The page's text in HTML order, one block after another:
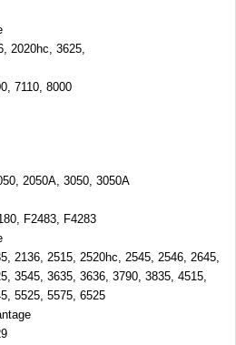
2020hc, 3625,
7110, 8000
2050A, 3050, 3050A
F2483, F4283
2136, 2515, 2520hc, 2545, 2546, 2645,
3545, 3635, 3636, 3790, 3835, 4515,
5525, 5575, 6525